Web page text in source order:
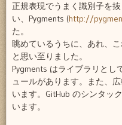
正規表現でうまく識別子を
い、Pygments (http://
た。
眺めているうちに、あれ、
と思い至りました。
Pygments はライブラリとし
ュールがあります。また、
います。GitHub のシンタッ
います。